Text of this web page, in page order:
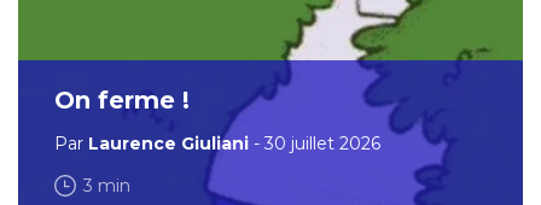
On ferme !
Par Laurence Giuliani - 30 juillet 2026
3 min